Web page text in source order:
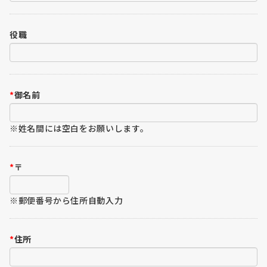
役職
*御名前
※姓名間には空白をお願いします。
*〒
※郵便番号から住所自動入力
*住所